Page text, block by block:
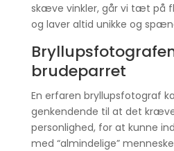
skæve vinkler, går vi tæt på
og laver altid unikke og
brudeparret
En erfaren bryllupsfotograf
genkendende til at det
personlighed, for at kunne
med “almindelige”